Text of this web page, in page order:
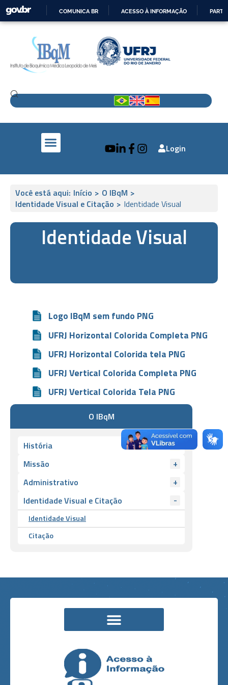
PARA
O
CONTEÚDO
COMUNICA BR ACESSO À INFORMAÇÃO
Login
Você está aqui: Início > O IBqM >
Identidade Visual e Citação > Identidade Visual
Identidade Visual
O IBqM
História
+
Missão
+
Administrativo
+
Identidade Visual e Citação
-
Identidade Visual
Citação
Logo IBqM sem fundo PNG
UFRJ Horizontal Colorida Completa PNG
UFRJ Horizontal Colorida tela PNG
UFRJ Vertical Colorida Completa PNG
UFRJ Vertical Colorida Tela PNG